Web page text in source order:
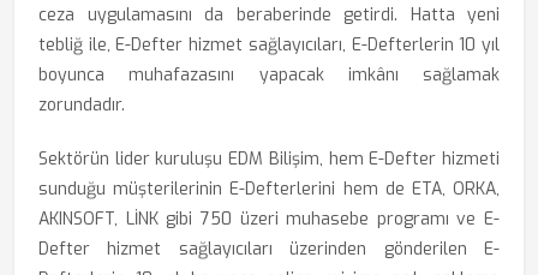
ceza uygulamasını da beraberinde getirdi. Hatta yeni
tebliğ ile, E-Defter hizmet sağlayıcıları, E-Defterlerin 10 yıl
boyunca muhafazasını yapacak imkânı sağlamak
zorundadır.
Sektörün lider kuruluşu EDM Bilişim, hem E-Defter hizmeti
sunduğu müşterilerinin E-Defterlerini hem de ETA, ORKA,
AKINSOFT, LİNK gibi 750 üzeri muhasebe programı ve E-
Defter hizmet sağlayıcıları üzerinden gönderilen E-